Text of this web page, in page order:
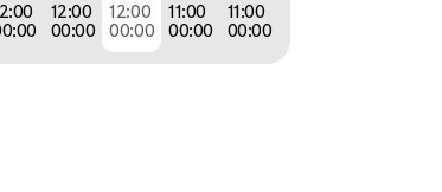
12:00
00:00
12:00
00:00
11:00
00:00
11:00
00:00